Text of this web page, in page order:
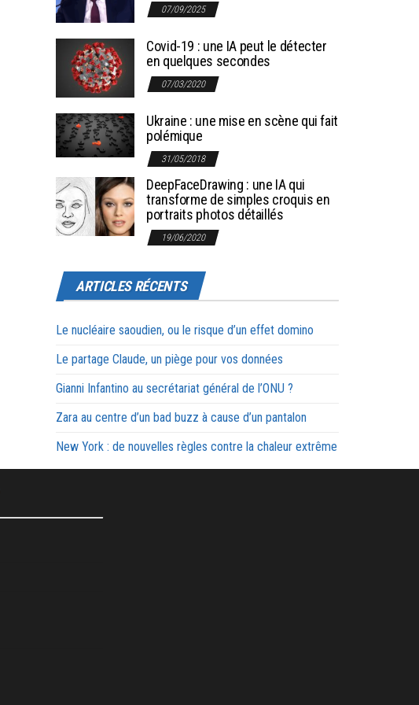
07/09/2025
Covid-19 : une IA peut le détecter
en quelques secondes
07/03/2020
Ukraine : une mise en scène qui fait
polémique
31/05/2018
DeepFaceDrawing : une IA qui
transforme de simples croquis en
portraits photos détaillés
19/06/2020
ARTICLES RÉCENTS
Le nucléaire saoudien, ou le risque d’un effet domino
Le partage Claude, un piège pour vos données
Gianni Infantino au secrétariat général de l’ONU ?
Zara au centre d’un bad buzz à cause d’un pantalon
New York : de nouvelles règles contre la chaleur extrême